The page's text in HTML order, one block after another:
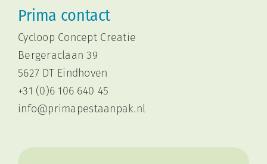
Prima contact
Cycloop Concept Creatie
Bergeraclaan 39
5627 DT Eindhoven
+31 (0)6 106 640 45
i nfo@primapestaanpak.nl